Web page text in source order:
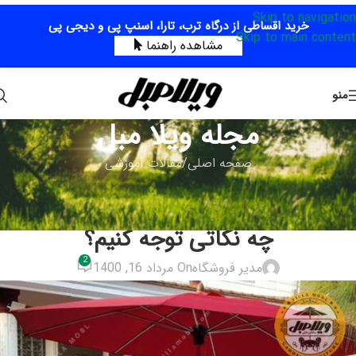
Skip to navigation
Skip to main content
خرید اقساطی از درگاه ترب، تارا، اسنپ پی و دیجی پی
مشاهده راهنما
منو
مجله ویلا مبل
صفحه اصلی مقالات آموزشی
مقالات آموزشی
در خرید صندلی باغی و تاب ویلایی به
چه نکاتی توجه کنیم؟
مدیر فروشگاهOn مرداد 16, 1400 2